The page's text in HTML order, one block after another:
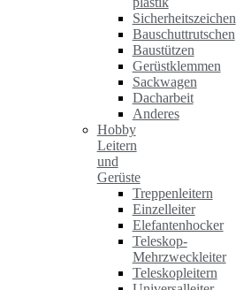
Sicherheitszeichen
Bauschuttrutschen
Baustützen
Gerüstklemmen
Sackwagen
Dacharbeit
Anderes
Hobby
Leitern
und
Gerüste
Treppenleitern
Einzelleiter
Elefantenhocker
Teleskop-
Mehrzweckleiter
Teleskopleitern